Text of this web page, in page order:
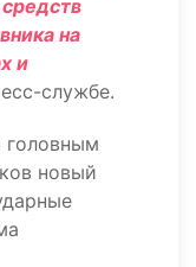
на
и
службе.
головным
новый